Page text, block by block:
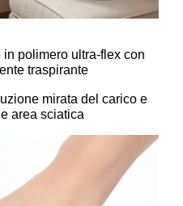
polimero ultra-flex con
traspirante
mirata del carico e
area sciatica